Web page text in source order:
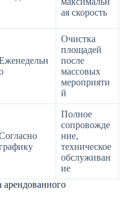
ая скорость
Очистка
площадей
после
массовых
мероприяти
й
Полное
сопровожде
ние,
техническое
обслуживан
ие
арендованного